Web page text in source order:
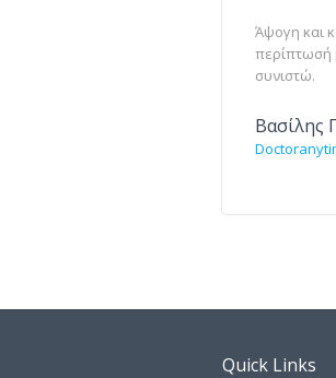
Άψογη και
περίπτωσή
συνιστώ.
Βασίλης
Quick Links